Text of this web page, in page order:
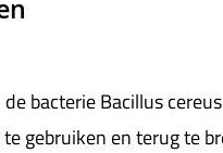
bacterie Bacillus
gebruiken en terug te